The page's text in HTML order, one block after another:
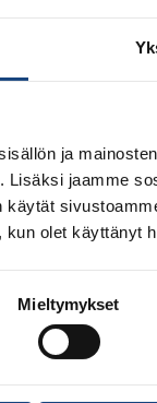
ja
Lisäksi jaamme
olet käyttänyt
Mieltymykset
Turun Budokwain